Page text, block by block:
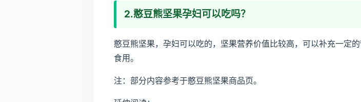
2.憨豆熊坚果孕妇可以吃吗？
憨豆熊坚果，孕妇可以吃的，坚果营养价值比较高，可以补充一定
食用。
注：部分内容参考于憨豆熊坚果商品页。